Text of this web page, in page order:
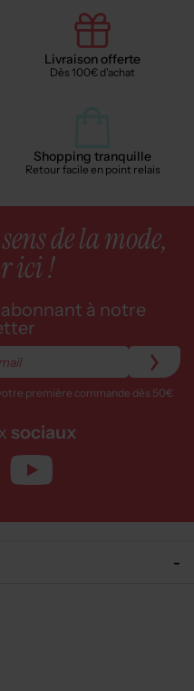
Livraison offerte
Dès 100€ d'achat
Shopping tranquille
Retour facile en point relais
de la mode,
ici !
à notre
première commande dès 50€
sociaux